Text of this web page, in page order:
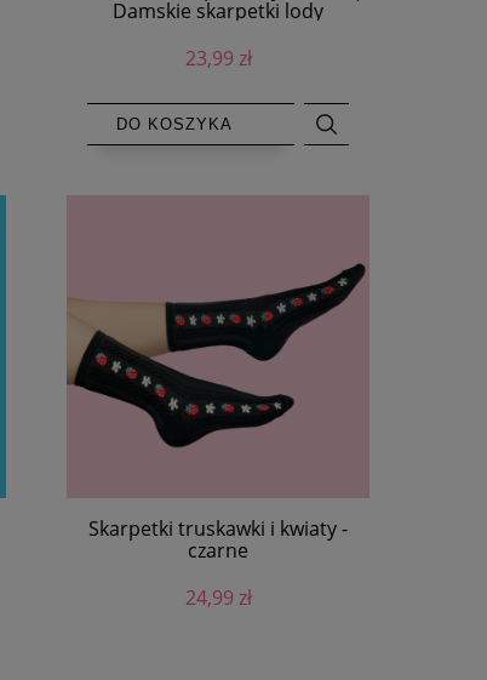
Damskie skarpetki lody
23,99 zł
DO KOSZYKA
Skarpetki truskawki i kwiaty -
czarne
24,99 zł